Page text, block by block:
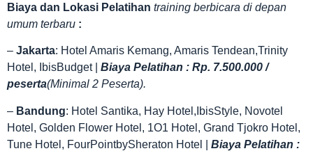
Biaya dan Lokasi Pelatihan training berbicara di depan
umum terbaru :
– Jakarta: Hotel Amaris Kemang, Amaris Tendean,Trinity
Hotel, IbisBudget | Biaya Pelatihan : Rp. 7.500.000 /
peserta(Minimal 2 Peserta).
– Bandung: Hotel Santika, Hay Hotel,IbisStyle, Novotel
Hotel, Golden Flower Hotel, 1O1 Hotel, Grand Tjokro Hotel,
Tune Hotel, FourPointbySheraton Hotel | Biaya Pelatihan :